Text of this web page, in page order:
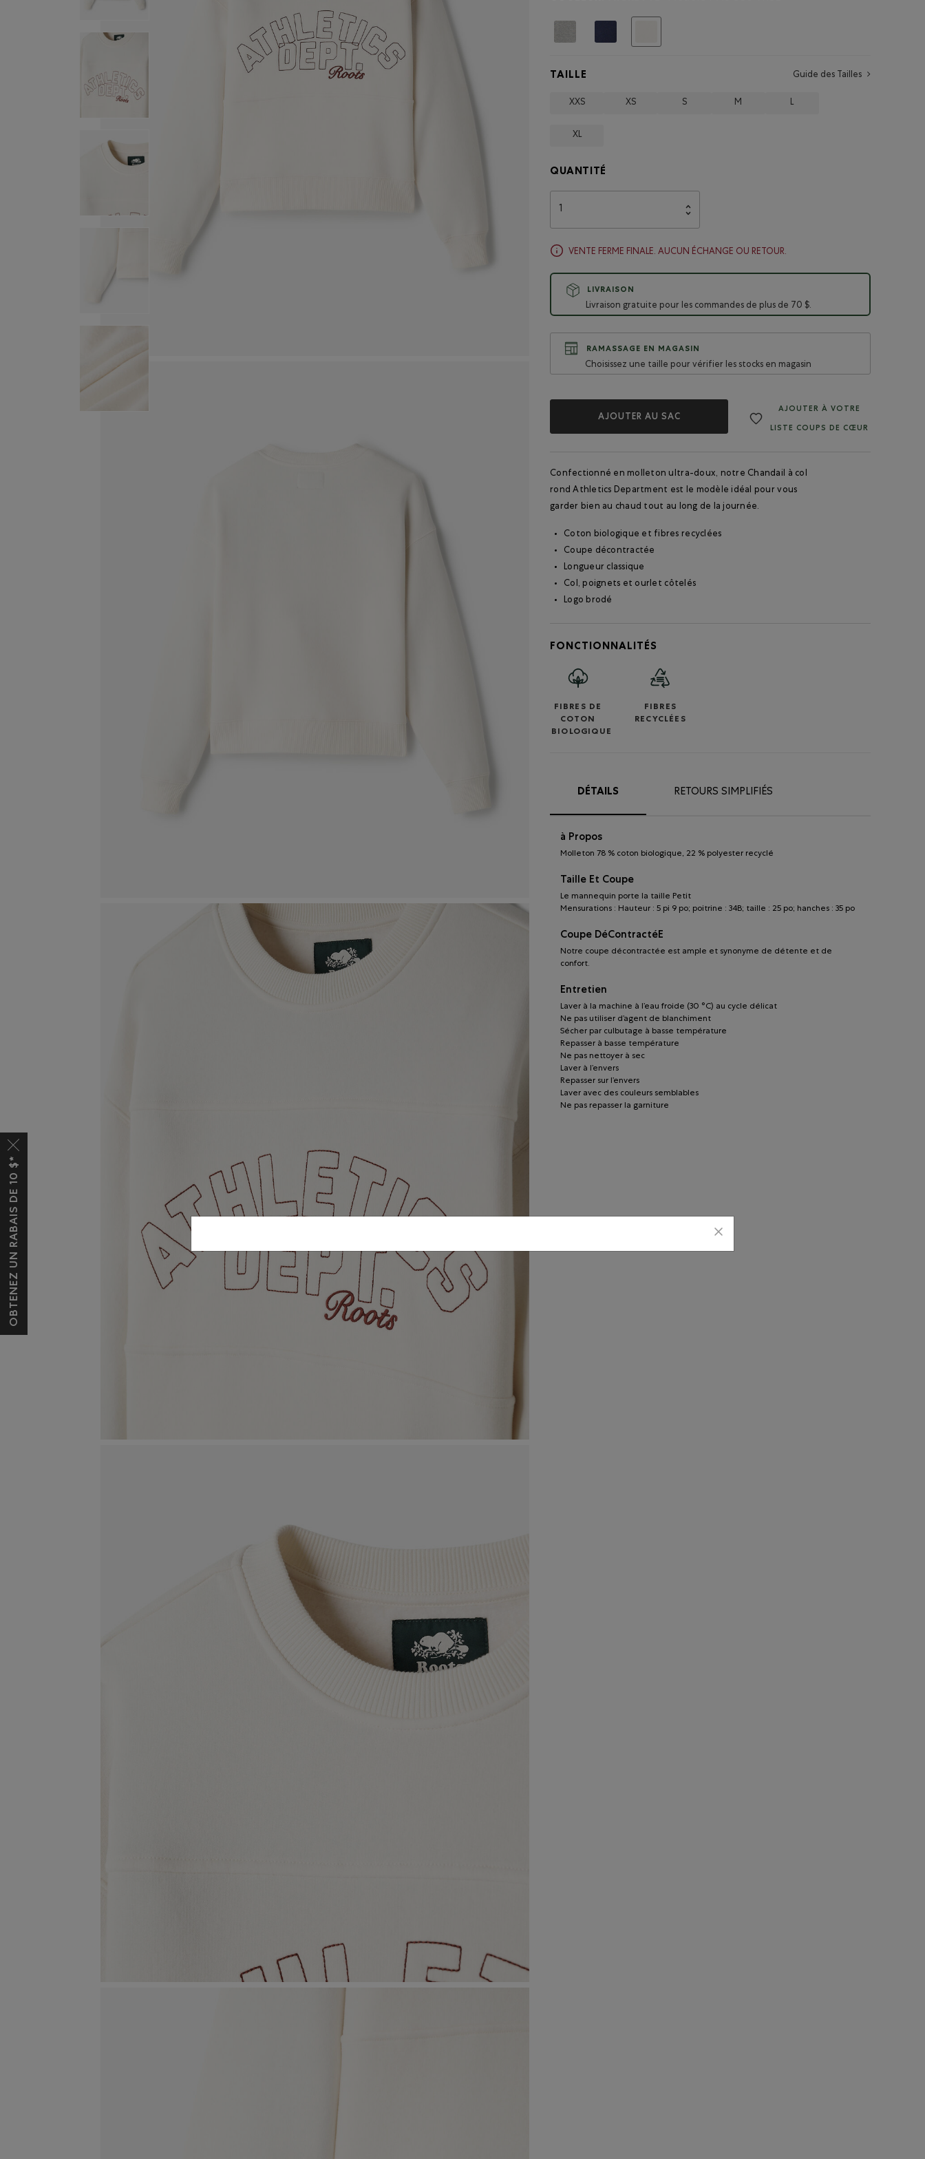
TAILLE Guide des Tailles
XXS XS S M L
XL
QUANTITÉ
VENTE FERME FINALE. AUCUN ÉCHANGE OU RETOUR.
LIVRAISON
Livraison gratuite pour les commandes de plus de 70 $.
RAMASSAGE EN MAGASIN
Choisissez une taille pour vérifier les stocks en magasin
AJOUTER AU SAC
AJOUTER À VOTRE
LISTE COUPS DE CŒUR
Confectionné en molleton ultra-doux, notre Chandail à col
rond Athletics Department est le modèle idéal pour vous
garder bien au chaud tout au long de la journée.
Coton biologique et fibres recyclées
Coupe décontractée
Longueur classique
Col, poignets et ourlet côtelés
Logo brodé
FONCTIONNALITÉS
FIBRES DE
COTON
BIOLOGIQUE
FIBRES
RECYCLÉES
DÉTAILS RETOURS SIMPLIFIÉS
à Propos
Molleton 78 % coton biologique, 22 % polyester recyclé
Taille Et Coupe
Le mannequin porte la taille Petit
Mensurations : Hauteur : 5 pi 9 po; poitrine : 34B; taille : 25 po; hanches : 35 po
Coupe DéContractéE
Notre coupe décontractée est ample et synonyme de détente et de
confort.
Entretien
Laver à la machine à l’eau froide (30 °C) au cycle délicat
Ne pas utiliser d’agent de blanchiment
Sécher par culbutage à basse température
Repasser à basse température
Ne pas nettoyer à sec
Laver à l’envers
Repasser sur l’envers
Laver avec des couleurs semblables
Ne pas repasser la garniture
OBTENEZ UN RABAIS DE 10 $*